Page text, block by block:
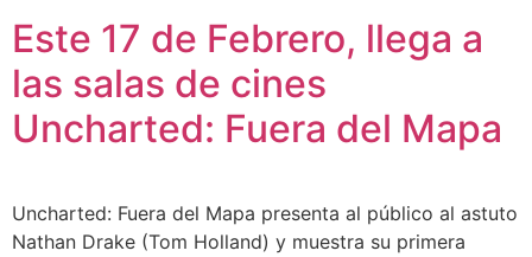
Este 17 de Febrero, llega a
las salas de cines
Uncharted: Fuera del Mapa
Uncharted: Fuera del Mapa presenta al público al astuto
Nathan Drake (Tom Holland) y muestra su primera